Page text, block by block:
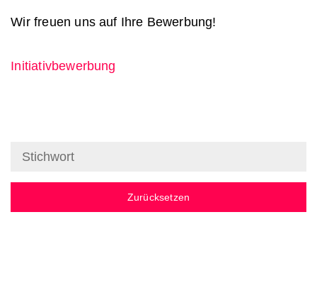
Wir freuen uns auf Ihre Bewerbung!
Initiativbewerbung
Zurücksetzen